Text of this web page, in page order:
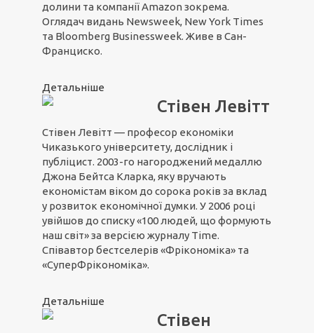
долини та компанії Amazon зокрема.
Оглядач видань Newsweek, New York Times
та Bloomberg Businessweek. Живе в Сан-
Франциско.
Детальніше
Стівен Левітт
Стівен Левітт — професор економіки
Чиказького університету, дослідник і
публіцист. 2003-го нагороджений медаллю
Джона Бейтса Кларка, яку вручають
економістам віком до сорока років за вклад
у розвиток економічної думки. У 2006 році
увійшов до списку «100 людей, що формують
наш світ» за версією журналу Time.
Співавтор бестселерів «Фрікономіка» та
«СуперФрікономіка».
Детальніше
Стівен